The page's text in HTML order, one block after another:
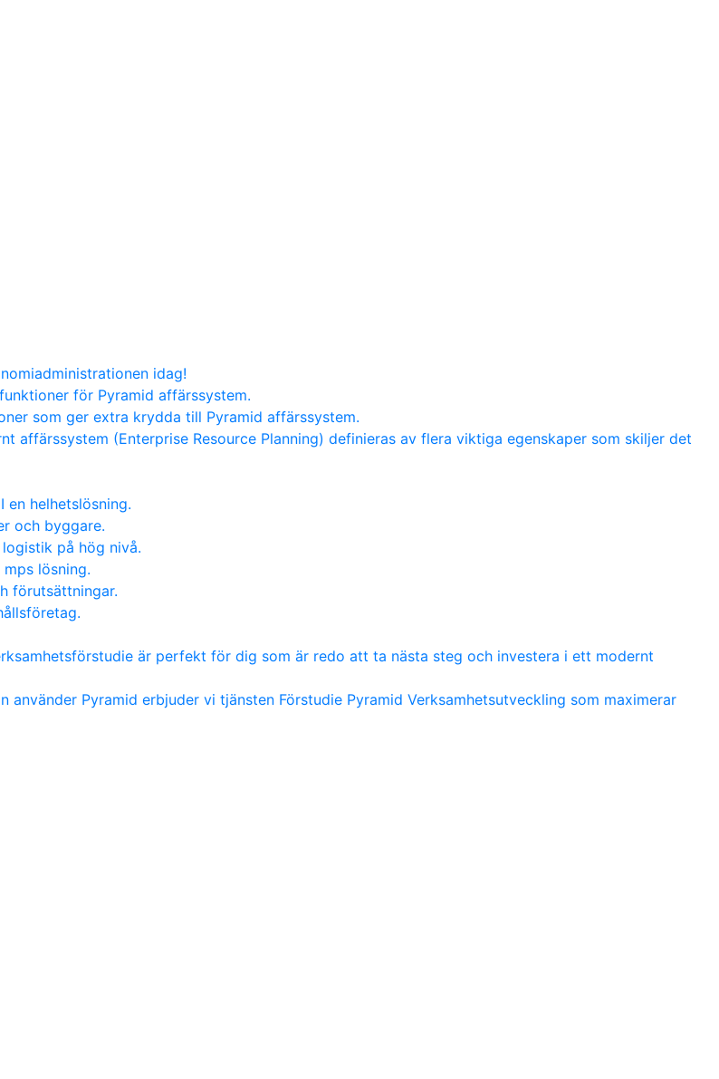
idag!
för Pyramid affärssystem.
som ger extra krydda till Pyramid affärssystem.
affärssystem (Enterprise Resource Planning) definieras av flera viktiga egenskaper som skiljer det
en helhetslösning.
och byggare.
på hög nivå.
lösning.
förutsättningar.
är perfekt för dig som är redo att ta nästa steg och investera i ett modernt
använder Pyramid erbjuder vi tjänsten Förstudie Pyramid Verksamhetsutveckling som maximerar